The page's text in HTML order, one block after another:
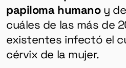
papiloma humanoy
cuáles de las más de
existentes infectó el
cérvix de la mujer.